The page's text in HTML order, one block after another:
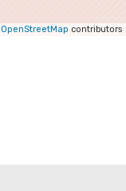
OpenStreetMap contributors